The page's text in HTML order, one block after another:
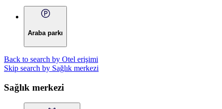
Araba parkı
Back to search by Otel erişimi
Skip search by Sağlık merkezi
Sağlık merkezi